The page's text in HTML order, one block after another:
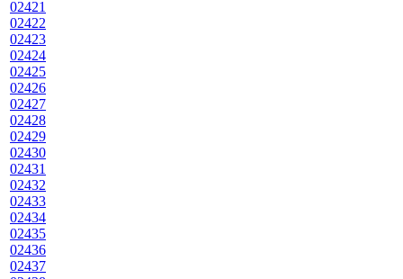
02421
02422
02423
02424
02425
02426
02427
02428
02429
02430
02431
02432
02433
02434
02435
02436
02437